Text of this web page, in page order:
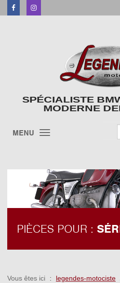
FacebookInstagram
SPÉCIALISTE
MODERNE
MENU
PIÈCES POUR :
Vous êtes ici legendes-motociste